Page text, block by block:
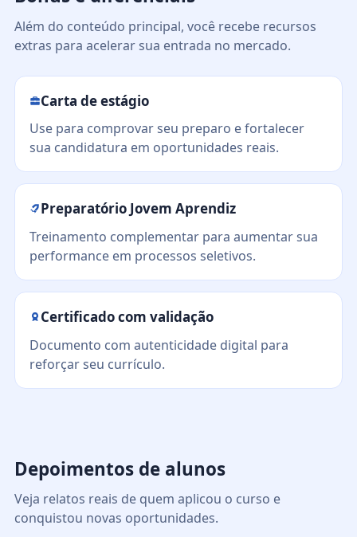
Além do conteúdo principal, você recebe recursos
extras para acelerar sua entrada no mercado.
Carta de estágio
Use para comprovar seu preparo e fortalecer
sua candidatura em oportunidades reais.
Preparatório Jovem Aprendiz
Treinamento complementar para aumentar sua
performance em processos seletivos.
Certificado com validação
Documento com autenticidade digital para
reforçar seu currículo.
Depoimentos de alunos
Veja relatos reais de quem aplicou o curso e
conquistou novas oportunidades.